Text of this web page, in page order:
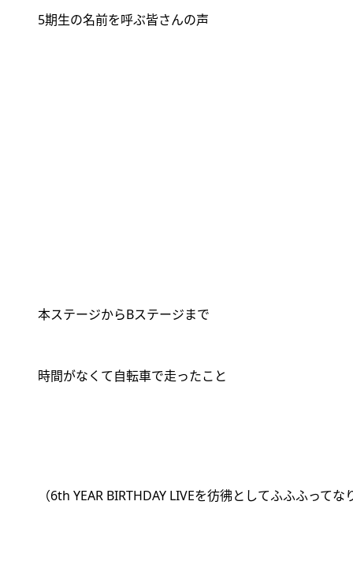
5期生の名前を呼ぶ皆さんの声
本ステージからBステージまで
時間がなくて自転車で走ったこと
（6th YEAR BIRTHDAY LIVEを彷彿としてふふふってな